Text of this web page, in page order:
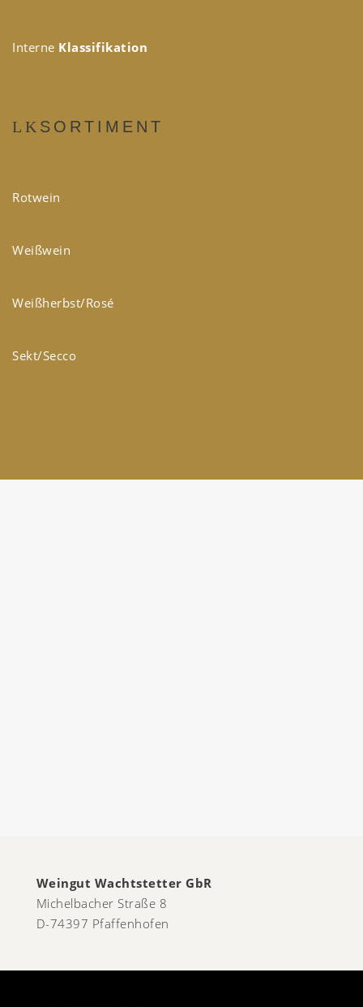
Interne Klassifikation
SORTIMENT
Rotwein
Weißwein
Weißherbst/Rosé
Sekt/Secco
Weingut Wachtstetter GbR
Michelbacher Straße 8
D-74397 Pfaffenhofen